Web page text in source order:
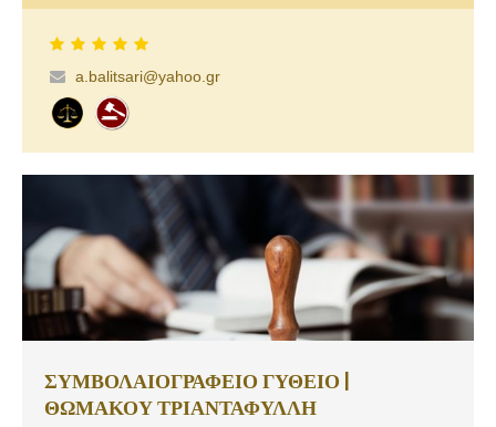
στελέχη και οι συνεργάτες μας διαθέτουν ανεπτυγμένη ποιότητα
δικαστηριακές αίθουσες, επιλεγμένα τόσο για τον υψηλό
επαγγελματισμό τους όσο και για την ποιότητα του ήθους τους. Η
εξειδίκευση και πολύπειρη ενασχόλησή μας σε όλους τους τομείς
δικαίου, σας εγγυώνται την επίτευξη του βέλτιστου δυνατού
αποτελέσματος. Παραμένουμε πάντα πρόθυμοι να αντιμετωπίσουμε
με μεθοδικότητα, λογική και κατανόηση κάθε υπόθεση.
Επικοινωνήστε μαζί μας ή περάστε από το δικηγορικό γραφείο μας
για να συζητήσουμε το πρόβλημά σας και να σας προτείνουμε την
καλύτερη λύση.
a.balitsari@yahoo.gr
ΣΥΜΒΟΛΑΙΟΓΡΑΦΕΙΟ ΓΥΘΕΙΟ |
ΘΩΜΑΚΟΥ ΤΡΙΑΝΤΑΦΥΛΛΗ